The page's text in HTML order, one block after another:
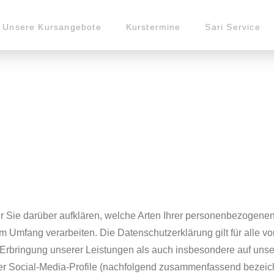
Unsere Kursangebote Kurstermine Sari Service
darüber aufklären, welche Arten Ihrer
Umfang verarbeiten. Die Datenschutzerklärung gilt für alle
unserer Leistungen als auch insbesondere auf
Social-Media-Profile (nachfolgend zusammenfassend